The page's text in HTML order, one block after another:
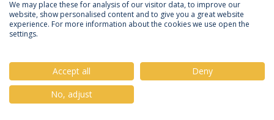
Privacy Policy Terms & Conditions Rights of Data Subjects
© 2026 Universidade Católica Portuguesa
We may place these for analysis of our visitor data, to improve our
website, show personalised content and to give you a great website
experience. For more information about the cookies we use open the
settings.
Accept all
Deny
No, adjust